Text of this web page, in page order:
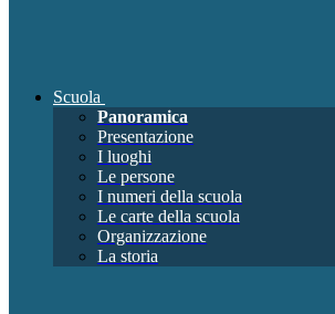
Scuola
Panoramica
Presentazione
I luoghi
Le persone
I numeri della scuola
Le carte della scuola
Organizzazione
La storia